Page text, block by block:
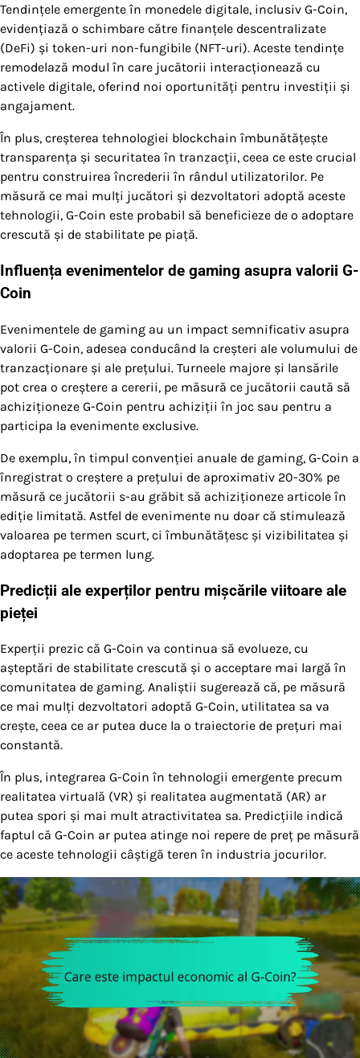
Tendințele emergente în monedele digitale, inclusiv G-Coin,
evidențiază o schimbare către finanțele descentralizate
(DeFi) și token-uri non-fungibile (NFT-uri). Aceste tendințe
remodelază modul în care jucătorii interacționează cu
activele digitale, oferind noi oportunități pentru investiții și
angajament.
În plus, creșterea tehnologiei blockchain îmbunătățește
transparența și securitatea în tranzacții, ceea ce este crucial
pentru construirea încrederii în rândul utilizatorilor. Pe
măsură ce mai mulți jucători și dezvoltatori adoptă aceste
tehnologii, G-Coin este probabil să beneficieze de o adoptare
crescută și de stabilitate pe piață.
Influența evenimentelor de gaming asupra valorii G-
Coin
Evenimentele de gaming au un impact semnificativ asupra
valorii G-Coin, adesea conducând la creșteri ale volumului de
tranzacționare și ale prețului. Turneele majore și lansările
pot crea o creștere a cererii, pe măsură ce jucătorii caută să
achiziționeze G-Coin pentru achiziții în joc sau pentru a
participa la evenimente exclusive.
De exemplu, în timpul convenției anuale de gaming, G-Coin a
înregistrat o creștere a prețului de aproximativ 20-30% pe
măsură ce jucătorii s-au grăbit să achiziționeze articole în
ediție limitată. Astfel de evenimente nu doar că stimulează
valoarea pe termen scurt, ci îmbunătățesc și vizibilitatea și
adoptarea pe termen lung.
Predicții ale experților pentru mișcările viitoare ale
pieței
Experții prezic că G-Coin va continua să evolueze, cu
așteptări de stabilitate crescută și o acceptare mai largă în
comunitatea de gaming. Analiștii sugerează că, pe măsură
ce mai mulți dezvoltatori adoptă G-Coin, utilitatea sa va
crește, ceea ce ar putea duce la o traiectorie de prețuri mai
constantă.
În plus, integrarea G-Coin în tehnologii emergente precum
realitatea virtuală (VR) și realitatea augmentată (AR) ar
putea spori și mai mult atractivitatea sa. Predicțiile indică
faptul că G-Coin ar putea atinge noi repere de preț pe măsură
ce aceste tehnologii câștigă teren în industria jocurilor.